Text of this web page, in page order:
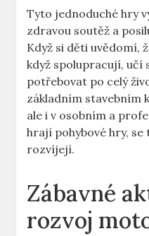
Tyto jednoduché hry
zdravou soutěž a
Když si děti uvědomí,
když spolupracují, učí
potřebovat po celý
základním stavebním
ale i v osobním a
hrají pohybové hry,
rozvíjejí.
Zábavné
rozvoj